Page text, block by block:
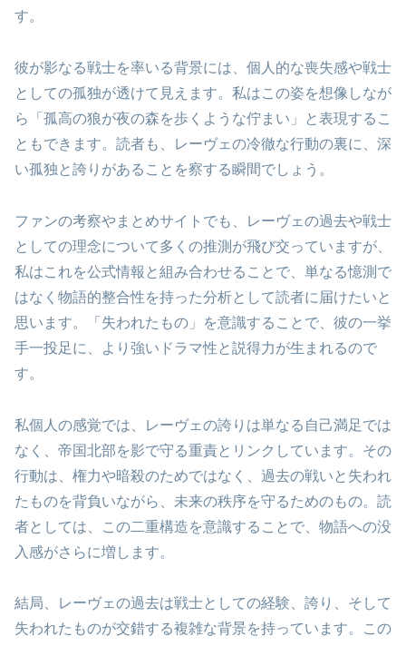
す。
彼が影なる戦士を率いる背景には、個人的な喪失感や戦士
としての孤独が透けて見えます。私はこの姿を想像しなが
ら「孤高の狼が夜の森を歩くような佇まい」と表現するこ
ともできます。読者も、レーヴェの冷徹な行動の裏に、深
い孤独と誇りがあることを察する瞬間でしょう。
ファンの考察やまとめサイトでも、レーヴェの過去や戦士
としての理念について多くの推測が飛び交っていますが、
私はこれを公式情報と組み合わせることで、単なる憶測で
はなく物語的整合性を持った分析として読者に届けたいと
思います。「失われたもの」を意識することで、彼の一挙
手一投足に、より強いドラマ性と説得力が生まれるので
す。
私個人の感覚では、レーヴェの誇りは単なる自己満足では
なく、帝国北部を影で守る重責とリンクしています。その
行動は、権力や暗殺のためではなく、過去の戦いと失われ
たものを背負いながら、未来の秩序を守るためのもの。読
者としては、この二重構造を意識することで、物語への没
入感がさらに増します。
結局、レーヴェの過去は戦士としての経験、誇り、そして
失われたものが交錯する複雑な背景を持っています。この